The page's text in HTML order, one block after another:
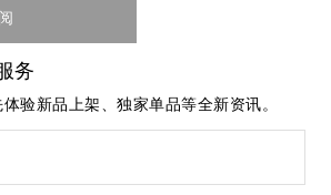
务
验新品上架、独家单品等全新资讯。